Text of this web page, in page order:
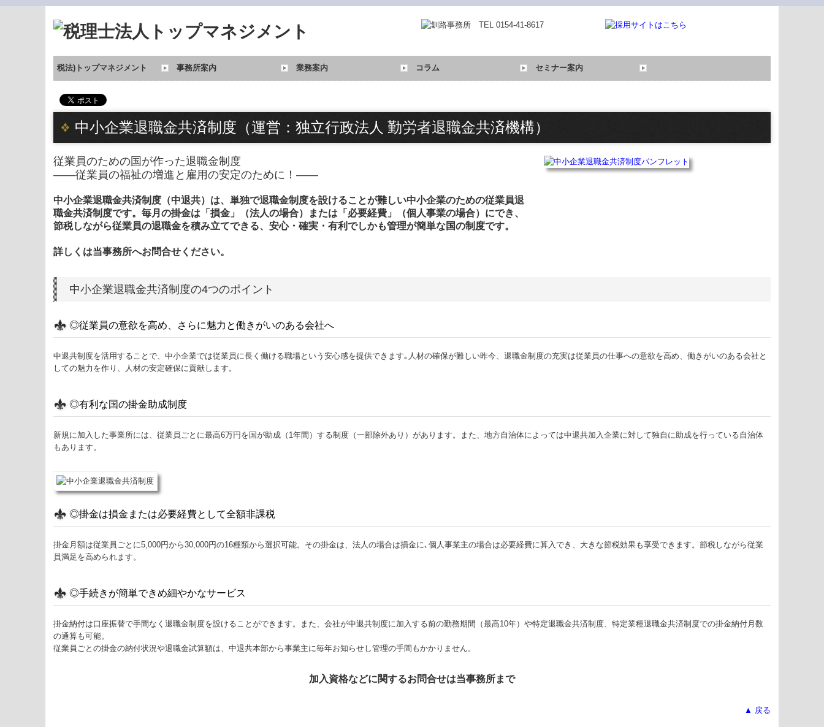
税法)トップマネジメント 事務所案内 業務案内 コラム セミナー案内
中小企業退職金共済制度（運営：独立行政法人 勤労者退職金共済機構）
従業員のための国が作った退職金制度
――従業員の福祉の増進と雇用の安定のために！――
中小企業退職金共済制度（中退共）は、単独で退職金制度を設けることが難しい中小企業のための従業員退
職金共済制度です。毎月の掛金は「損金」（法人の場合）または「必要経費」（個人事業の場合）にでき、
節税しながら従業員の退職金を積み立てできる、安心・確実・有利でしかも管理が簡単な国の制度です。
詳しくは当事務所へお問合せください。
中小企業退職金共済制度の4つのポイント
◎従業員の意欲を高め、さらに魅力と働きがいのある会社へ
中退共制度を活用することで、中小企業では従業員に長く働ける職場という安心感を提供できます｡人材の確保が難しい昨今、退職金制度の充実は従業員の仕事への意欲を高め、働きがいのある会社と
しての魅力を作り、人材の安定確保に貢献します。
◎有利な国の掛金助成制度
新規に加入した事業所には、従業員ごとに最高6万円を国が助成（1年間）する制度（一部除外あり）があります。また、地方自治体によっては中退共加入企業に対して独自に助成を行っている自治体
もあります。
◎掛金は損金または必要経費として全額非課税
掛金月額は従業員ごとに5,000円から30,000円の16種類から選択可能。その掛金は、法人の場合は損金に､個人事業主の場合は必要経費に算入でき、大きな節税効果も享受できます。節税しながら従業
員満足を高められます。
◎手続きが簡単できめ細やかなサービス
掛金納付は口座振替で手間なく退職金制度を設けることができます。また、会社が中退共制度に加入する前の勤務期間（最高10年）や特定退職金共済制度、特定業種退職金共済制度での掛金納付月数
の通算も可能。
従業員ごとの掛金の納付状況や退職金試算額は、中退共本部から事業主に毎年お知らせし管理の手間もかかりません。
加入資格などに関するお問合せは当事務所まで
▲ 戻る